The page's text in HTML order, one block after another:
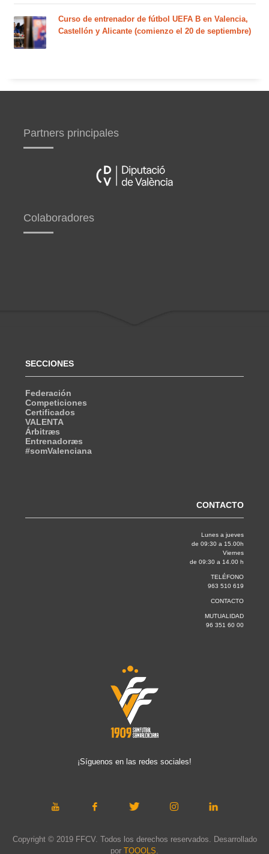
Curso de entrenador de fútbol UEFA B en Valencia,
Castellón y Alicante (comienzo el 20 de septiembre)
Partners principales
Colaboradores
SECCIONES
Federación
Competiciones
Certificados
VALENTA
Árbitræs
Entrenadoræs
#somValenciana
CONTACTO
Lunes a jueves
de 09:30 a 15.00h
Viernes
de 09:30 a 14.00 h
TELÉFONO
963 510 619
CONTACTO
MUTUALIDAD
96 351 60 00
¡Síguenos en las redes sociales!
Copyright © 2019 FFCV. Todos los derechos reservados. Desarrollado
por TOOOLS